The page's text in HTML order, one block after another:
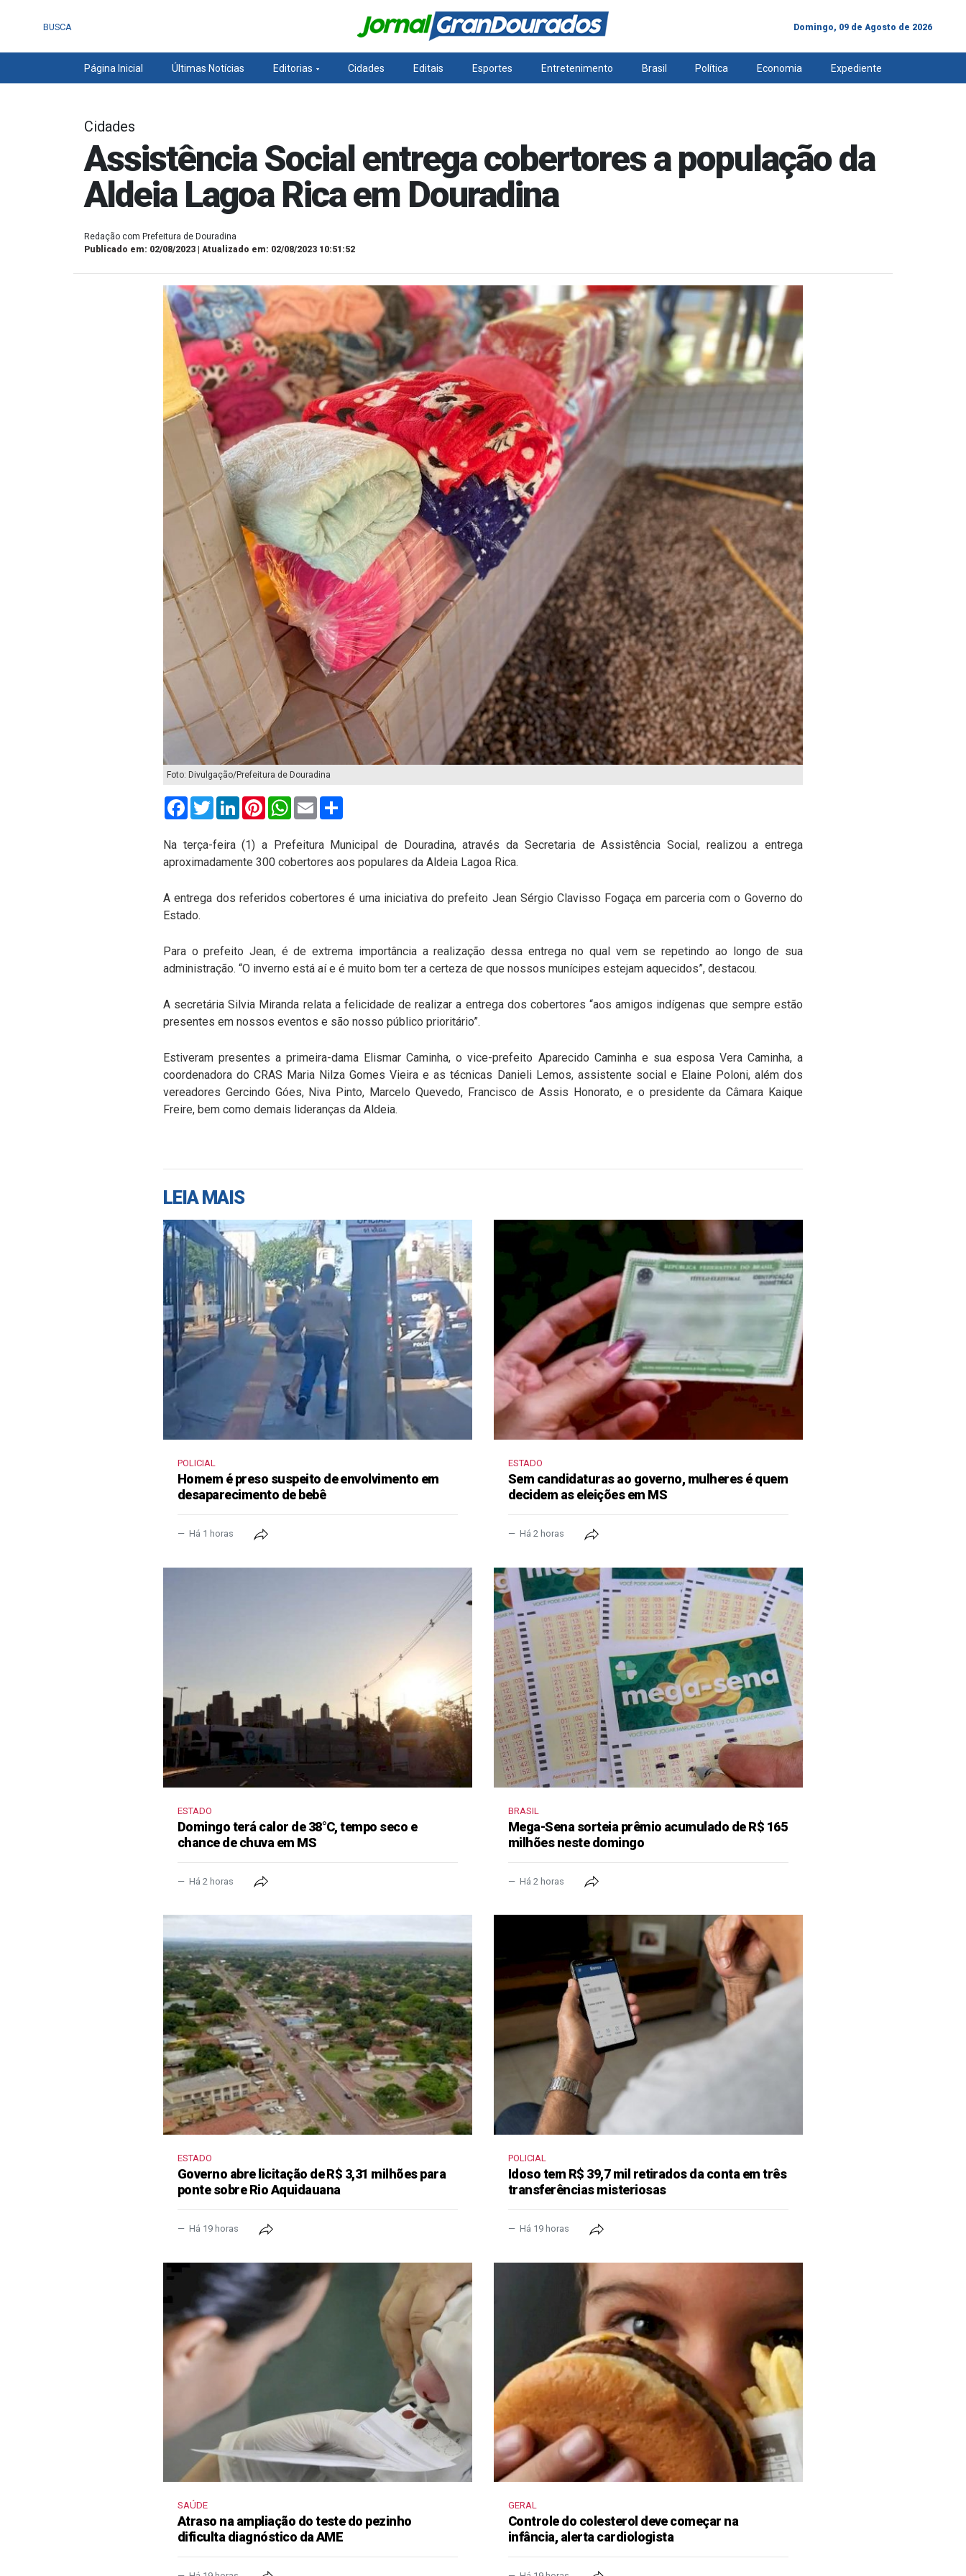
BUSCA Domingo, 09 de Agosto de 2026
Página Inicial Últimas Notícias Editorias Cidades Editais Esportes Entretenimento Brasil Política Economia Expediente
Cidades
Assistência Social entrega cobertores a população da
Aldeia Lagoa Rica em Douradina
Redação com Prefeitura de Douradina
Publicado em: 02/08/2023 | Atualizado em: 02/08/2023 10:51:52
Foto: Divulgação/Prefeitura de Douradina
FacebookTwitterLinkedInPinterestWhatsApp
Email
Na terça-feira (1) a Prefeitura Municipal de Douradina, através da Secretaria de Assistência Social, realizou a entrega
aproximadamente 300 cobertores aos populares da Aldeia Lagoa Rica.
A entrega dos referidos cobertores é uma iniciativa do prefeito Jean Sérgio Clavisso Fogaça em parceria com o Governo do
Estado.
Para o prefeito Jean, é de extrema importância a realização dessa entrega no qual vem se repetindo ao longo de sua
administração. “O inverno está aí e é muito bom ter a certeza de que nossos munícipes estejam aquecidos”, destacou.
A secretária Silvia Miranda relata a felicidade de realizar a entrega dos cobertores “aos amigos indígenas que sempre estão
presentes em nossos eventos e são nosso público prioritário”.
Estiveram presentes a primeira-dama Elismar Caminha, o vice-prefeito Aparecido Caminha e sua esposa Vera Caminha, a
coordenadora do CRAS Maria Nilza Gomes Vieira e as técnicas Danieli Lemos, assistente social e Elaine Poloni, além dos
vereadores Gercindo Góes, Niva Pinto, Marcelo Quevedo, Francisco de Assis Honorato, e o presidente da Câmara Kaique
Freire, bem como demais lideranças da Aldeia.
LEIA MAIS
POLICIAL
Homem é preso suspeito de envolvimento em
desaparecimento de bebê
Há 1 horas
ESTADO
Sem candidaturas ao governo, mulheres é quem
decidem as eleições em MS
Há 2 horas
ESTADO
Domingo terá calor de 38°C, tempo seco e
chance de chuva em MS
Há 2 horas
BRASIL
Mega-Sena sorteia prêmio acumulado de R$ 165
milhões neste domingo
Há 2 horas
ESTADO
Governo abre licitação de R$ 3,31 milhões para
ponte sobre Rio Aquidauana
Há 19 horas
POLICIAL
Idoso tem R$ 39,7 mil retirados da conta em três
transferências misteriosas
Há 19 horas
SAÚDE
Atraso na ampliação do teste do pezinho
dificulta diagnóstico da AME
GERAL
Controle do colesterol deve começar na
infância, alerta cardiologista